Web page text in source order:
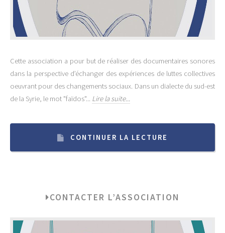
Cette association a pour but de réaliser des documentaires sonores
dans la perspective d’échanger des expériences de luttes collectives
oeuvrant pour des changements sociaux. Dans un dialecte du sud-est
de la Syrie, le mot "faïdos"... Lire la suite...
CONTINUER LA LECTURE
CONTACTER L’ASSOCIATION